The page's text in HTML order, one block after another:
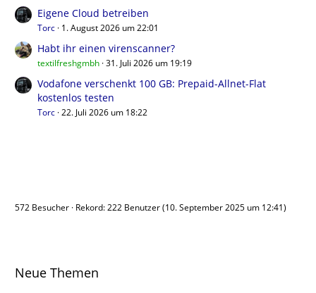
Eigene Cloud betreiben
Torc 1. August 2026 um 22:01
Habt ihr einen virenscanner?
textilfreshgmbh 31. Juli 2026 um 19:19
Vodafone verschenkt 100 GB: Prepaid-Allnet-Flat
kostenlos testen
Torc 22. Juli 2026 um 18:22
572 Besucher Rekord: 222 Benutzer (10. September 2025 um 12:41)
Neue Themen